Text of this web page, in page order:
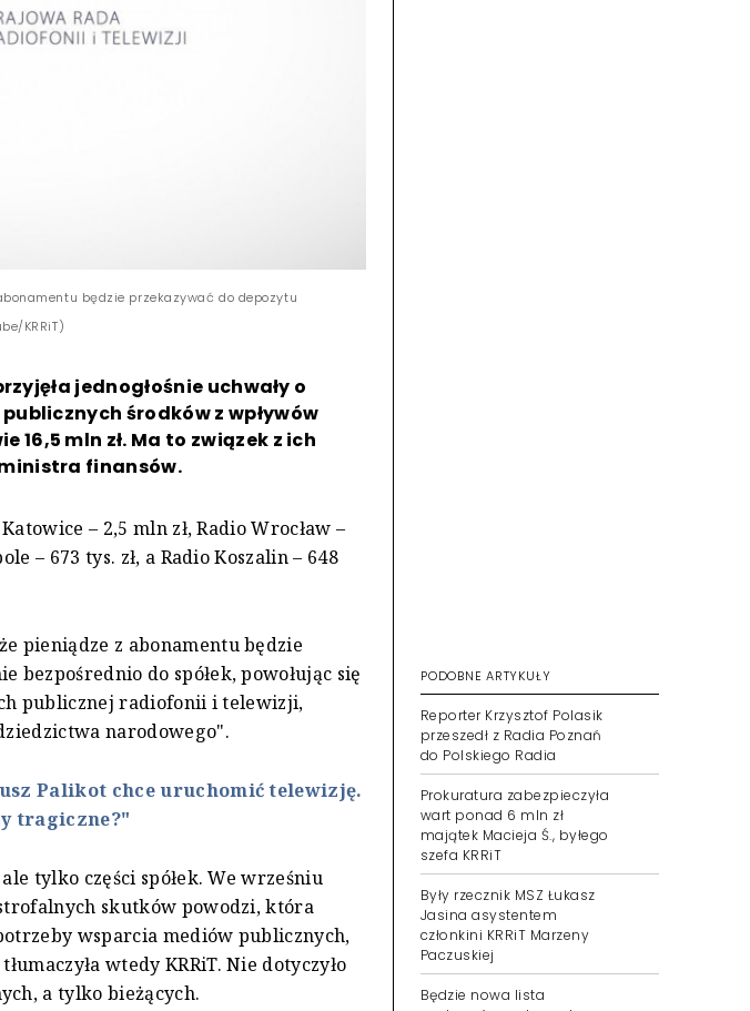
będzie przekazywać do depozytu
KRRiT)
jednogłośnie uchwały o
środków z wpływów
mln zł. Ma to związek z ich
finansów.
– 2,5 mln zł, Radio Wrocław –
– 673 tys. zł, a Radio Koszalin – 648
pieniądze z abonamentu będzie
bezpośrednio do spółek, powołując się
publicznej radiofonii i telewizji,
narodowego".
Palikot chce uruchomić telewizję.
tragiczne?"
tylko części spółek. We wrześniu
skutków powodzi, która
wsparcia mediów publicznych,
wtedy KRRiT. Nie dotyczyło
a tylko bieżących.
PODOBNE ARTYKUŁY
Reporter Krzysztof Polasik
przeszedł z Radia Poznań
do Polskiego Radia
Prokuratura zabezpieczyła
wart ponad 6 mln zł
majątek Macieja Ś., byłego
szefa KRRiT
Były rzecznik MSZ Łukasz
Jasina asystentem
członkini KRRiT Marzeny
Paczuskiej
Będzie nowa lista